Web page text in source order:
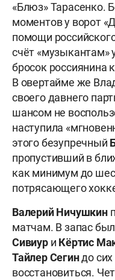
«Блюз» Тарасенко.
моментов у ворот
помощи
счёт «музыкантам»
бросок
В овертайме же
своего давнего
шансом не
наступила
этого безупречный
пропустивший в
как минимум до
потрясающего
Валерий Ничушкин
матчам. В запас
Сивиури Кёртис
Тайлер Сегиндо
восстановиться.